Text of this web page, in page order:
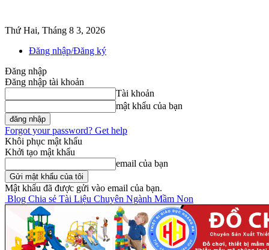
Thứ Hai, Tháng 8 3, 2026
Đăng nhập/Đăng ký
Đăng nhập
Đăng nhập tài khoản
Tài khoản
mật khẩu của bạn
Forgot your password? Get help
Khôi phục mật khẩu
Khởi tạo mật khẩu
email của bạn
Mật khẩu đã được gửi vào email của bạn.
Blog Chia sẻ Tài Liệu Chuyên Ngành Mầm Non